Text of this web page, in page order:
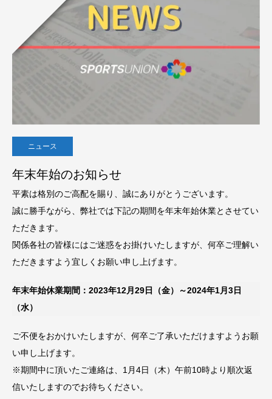
ニュース
年末年始のお知らせ
平素は格別のご高配を賜り、誠にありがとうございます。
誠に勝手ながら、弊社では下記の期間を年末年始休業とさせてい
ただきます。
関係各社の皆様にはご迷惑をお掛けいたしますが、何卒ご理解い
ただきますよう宜しくお願い申し上げます。
年末年始休業期間：2023年12月29日（金）～2024年1月3日
（水）
ご不便をおかけいたしますが、何卒ご了承いただけますようお願
い申し上げます。
※期間中に頂いたご連絡は、1月4日（木）午前10時より順次返
信いたしますのでお待ちください。